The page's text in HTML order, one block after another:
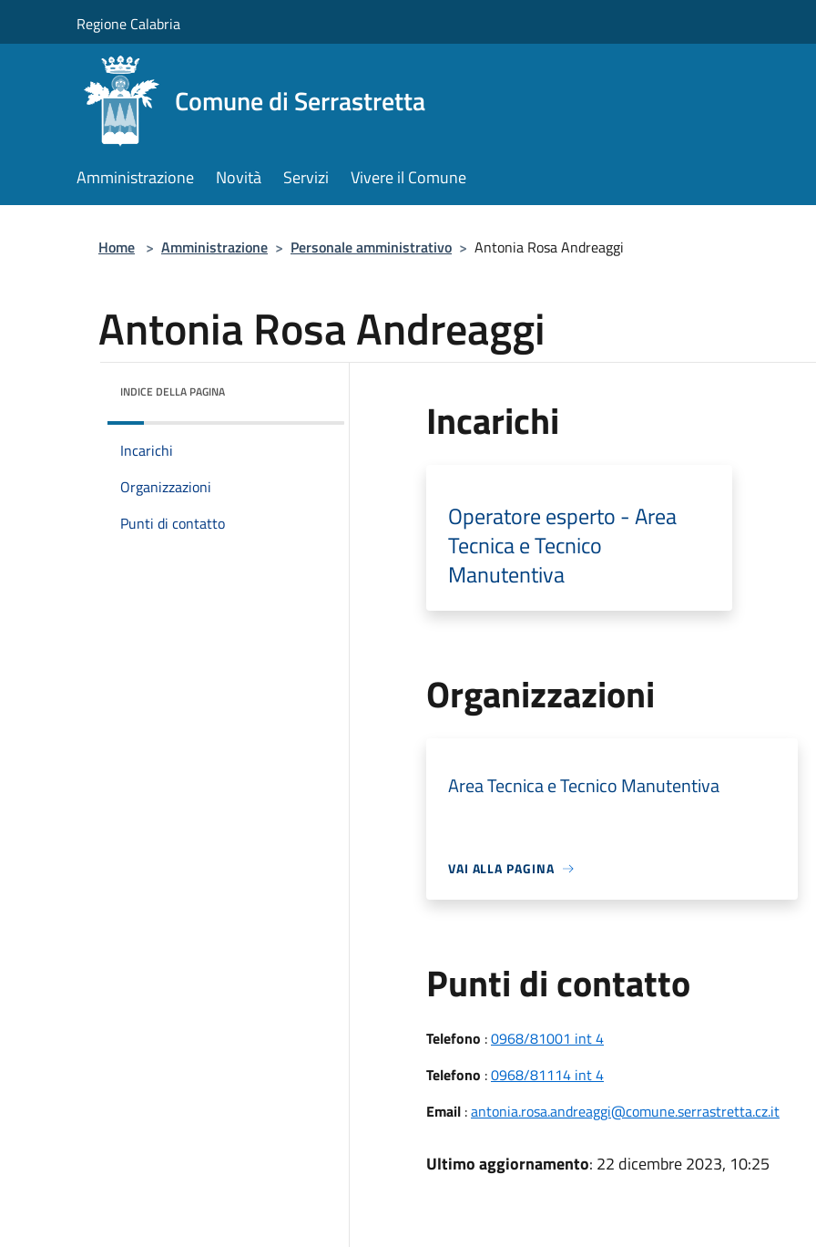
Regione Calabria
Comune di Serrastretta
Amministrazione Novità Servizi Vivere il Comune
Home > Amministrazione > Personale amministrativo > Antonia Rosa Andreaggi
Antonia Rosa Andreaggi
INDICE DELLA PAGINA
Incarichi
Organizzazioni
Punti di contatto
Incarichi
Operatore esperto - Area
Tecnica e Tecnico
Manutentiva
Organizzazioni
Area Tecnica e Tecnico Manutentiva
VAI ALLA PAGINA
Punti di contatto
Telefono :0968/81001 int 4
Telefono :0968/81114 int 4
Email:antonia.rosa.andreaggi@comune.serrastretta.cz.it
Ultimo aggiornamento: 22 dicembre 2023, 10:25